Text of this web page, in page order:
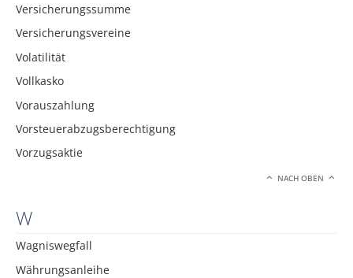
Versicherungssumme
Versicherungsvereine
Volatilität
Vollkasko
Vorauszahlung
Vorsteuerabzugsberechtigung
Vorzugsaktie
NACH OBEN
W
Wagniswegfall
Währungsanleihe